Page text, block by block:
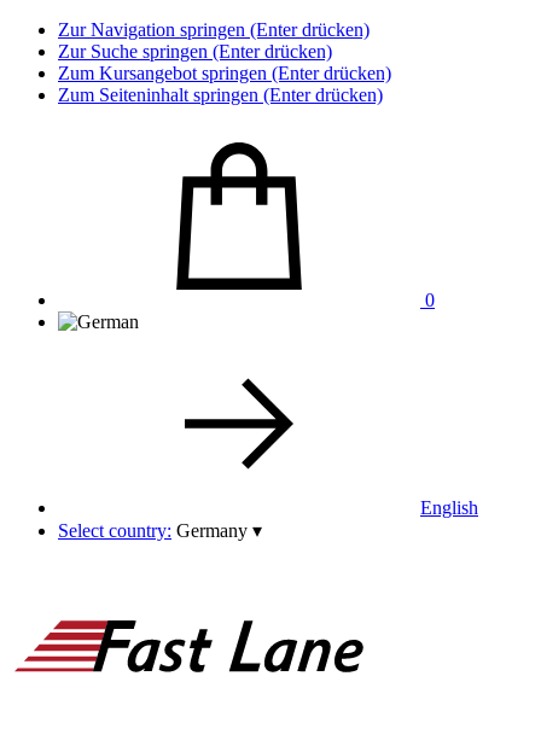
Zur Navigation springen (Enter drücken)
Zur Suche springen (Enter drücken)
Zum Kursangebot springen (Enter drücken)
Zum Seiteninhalt springen (Enter drücken)
0
English
Select country: Germany ▾